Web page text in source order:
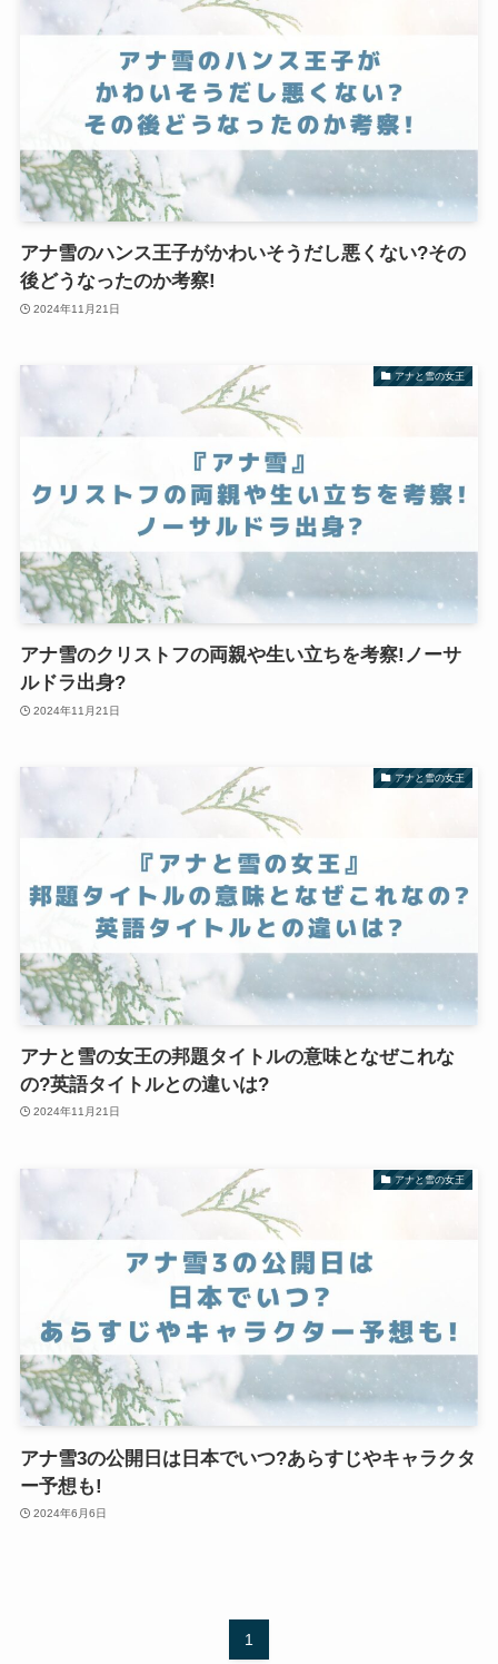
アナ雪のハンス王子がかわいそうだし悪くない?その
後どうなったのか考察!
2024年11月21日
アナと雪の女王
アナ雪のクリストフの両親や生い立ちを考察!ノーサ
ルドラ出身?
2024年11月21日
アナと雪の女王
アナと雪の女王の邦題タイトルの意味となぜこれな
の?英語タイトルとの違いは?
2024年11月21日
アナと雪の女王
アナ雪3の公開日は日本でいつ?あらすじやキャラクタ
ー予想も!
2024年6月6日
1